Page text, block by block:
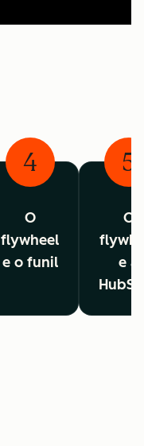
4
O
flywheel
e o funil
5
O
e a